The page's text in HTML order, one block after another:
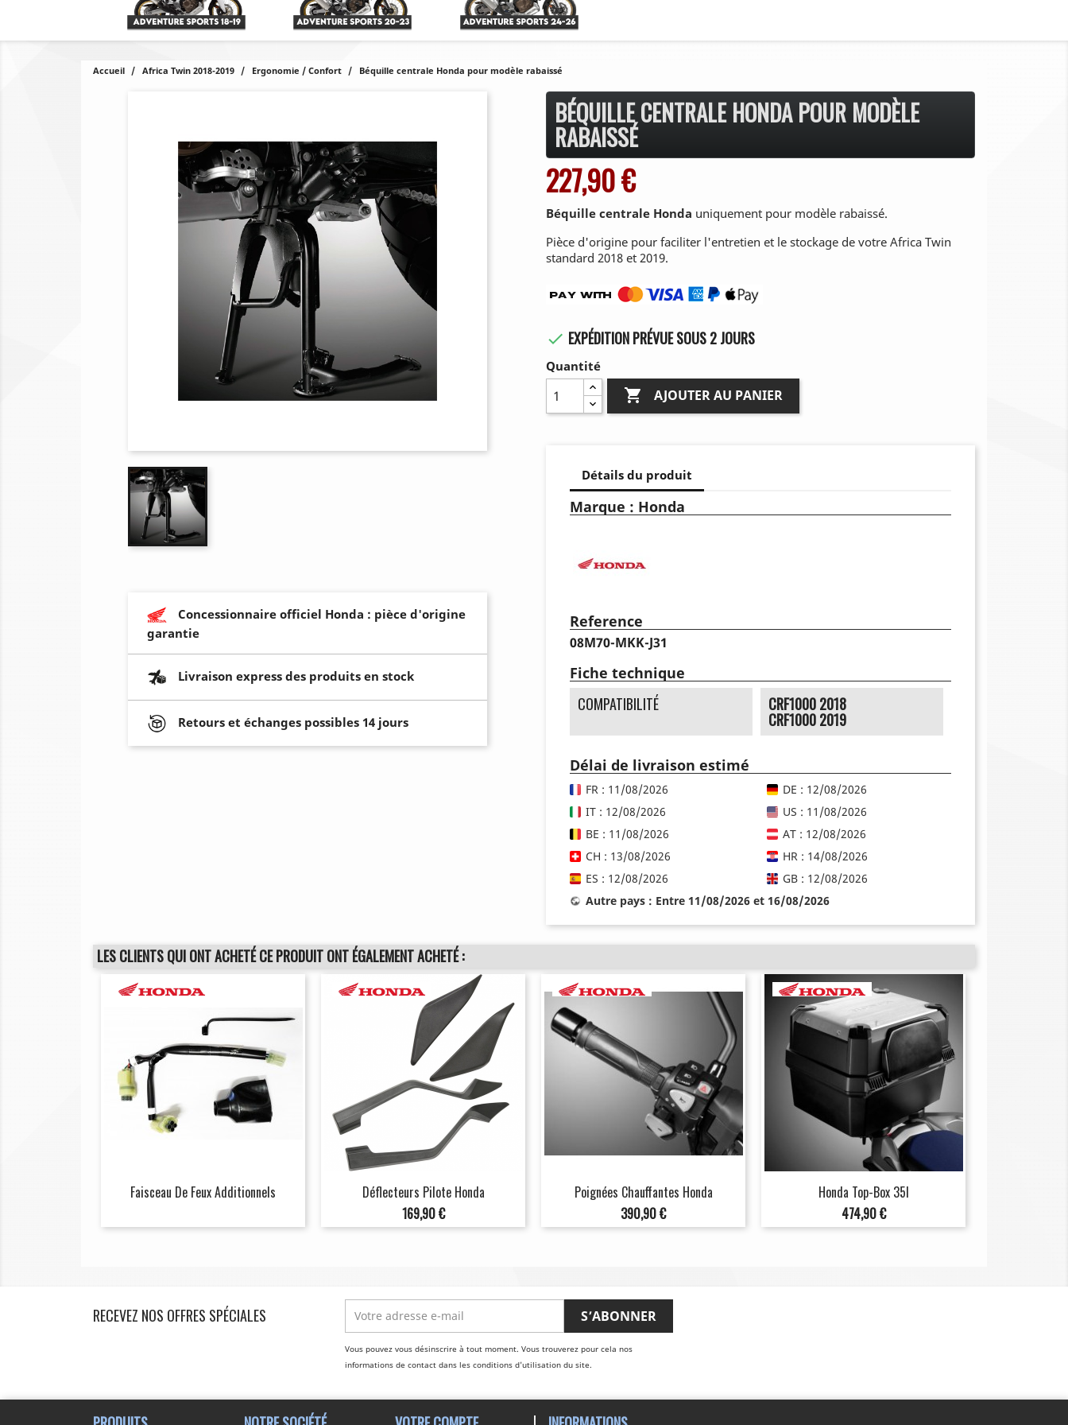
Accueil Africa Twin 2018-2019 Ergonomie / Confort Béquille centrale Honda pour modèle rabaissé
Concessionnaire officiel Honda : pièce d'origine
garantie
Livraison express des produits en stock
Retours et échanges possibles 14 jours
BÉQUILLE CENTRALE HONDA POUR MODÈLE
RABAISSÉ
227,90 €
Béquille centrale Honda uniquement pour modèle rabaissé.
Pièce d'origine pour faciliter l'entretien et le stockage de votre Africa Twin
standard 2018 et 2019.
 EXPÉDITION PRÉVUE SOUS 2 JOURS
Quantité
 AJOUTER AU PANIER
Détails du produit
Marque : Honda
Reference
08M70-MKK-J31
Fiche technique
COMPATIBILITÉ CRF1000 2018
CRF1000 2019
Délai de livraison estimé
FR : 11/08/2026
DE : 12/08/2026
IT : 12/08/2026
US : 11/08/2026
BE : 11/08/2026
AT : 12/08/2026
CH : 13/08/2026
HR : 14/08/2026
ES : 12/08/2026
GB : 12/08/2026
Autre pays : Entre 11/08/2026 et 16/08/2026
LES CLIENTS QUI ONT ACHETÉ CE PRODUIT ONT ÉGALEMENT ACHETÉ :
Faisceau De Feux Additionnels
Déflecteurs Pilote Honda
Prix
169,90 €
Poignées Chauffantes Honda
Prix
390,90 €
Honda Top-Box 35l
Prix
474,90 €
RECEVEZ NOS OFFRES SPÉCIALES
Vous pouvez vous désinscrire à tout moment. Vous trouverez pour cela nos
informations de contact dans les conditions d'utilisation du site.